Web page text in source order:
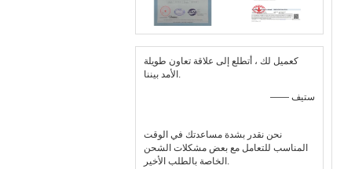
كعميل لك ، أتطلع إلى علاقة تعاون طويلة
الأمد بيننا.
—— ستيف
نحن نقدر بشدة مساعدتك في الوقت
المناسب للتعامل مع بعض مشكلات الشحن
الخاصة بالطلب الأخير.